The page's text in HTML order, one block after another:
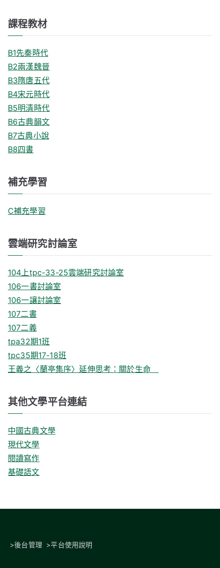
課程教材
B1先秦時代
B2兩漢魏晉
B3隋唐五代
B4宋元時代
B5明清時代
B6古典韻文
B7古典小說
B8四書
補充學習
C補充學習
雲端研究討論室
104上tpc-33-25雲端研究討論室
106一書討論室
106一讓討論室
107二書
107二義
tpa32期1班
tpc35期17-18班
王義之〈蘭亭集序〉延伸思考：關於生命
其他文學平台連結
中國古典文學
現代文學
閱讀寫作
基礎語文
>後台管理 >平台使用說明